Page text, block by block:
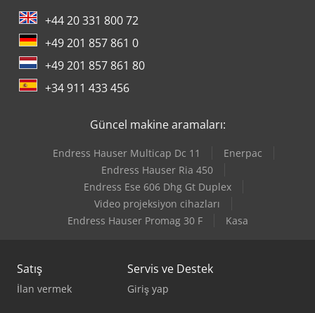
+44 20 331 800 72
+49 201 857 861 0
+49 201 857 861 80
+34 911 433 456
Güncel makine aramaları:
Endress Hauser Multicap Dc 11
Enerpac
Endress Hauser Ria 450
Endress Ese 606 Dhg Gt Duplex
Video projeksiyon cihazları
Endress Hauser Promag 30 F
Kasa
Satış
İlan vermek
Servis ve Destek
Giriş yap